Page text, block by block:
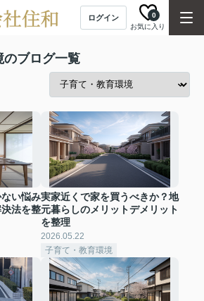
ログイン
お気に入り
0
のブログ一覧
い悩み
法を整
実家近くで家を買うべきか？地
元暮らしのメリットデメリット
を整理
2026.05.22
子育て・教育環境